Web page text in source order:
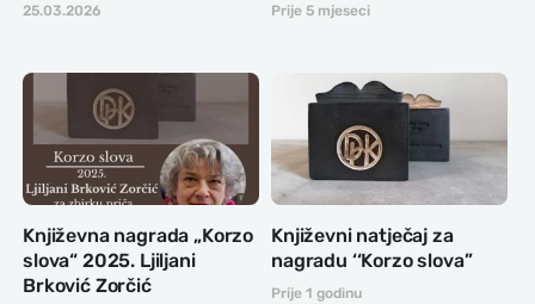
25.03.2026 Prije 5 mjeseci
Književna nagrada „Korzo
slova“ 2025. Ljiljani
Brković Zorčić
Književni natječaj za
nagradu ‘‘Korzo slova’’
Prije 1 godinu